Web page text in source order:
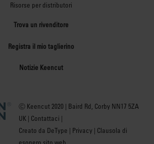
Risorse per distributori
Trova un rivenditore
Registra il mio taglierino
Notizie Keencut
Ⓒ Keencut 2020 | Baird Rd, Corby NN17 5ZA
UK | Contattaci |
Creato da DeType | Privacy | Clausola di
esonero sito web